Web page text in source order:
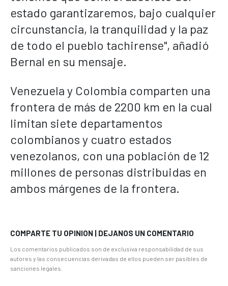
estado garantizaremos, bajo cualquier
circunstancia, la tranquilidad y la paz
de todo el pueblo tachirense", añadió
Bernal en su mensaje.
Venezuela y Colombia comparten una
frontera de más de 2200 km en la cual
limitan siete departamentos
colombianos y cuatro estados
venezolanos, con una población de 12
millones de personas distribuidas en
ambos márgenes de la frontera.
COMPARTE TU OPINION | DEJANOS UN COMENTARIO
Los comentarios publicados son de exclusiva responsabilidad de sus
autores y las consecuencias derivadas de ellos pueden ser pasibles de
sanciones legales.